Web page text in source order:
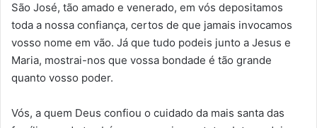
São José, tão amado e venerado, em vós depositamos
toda a nossa confiança, certos de que jamais invocamos
vosso nome em vão. Já que tudo podeis junto a Jesus e
Maria, mostrai-nos que vossa bondade é tão grande
quanto vosso poder.
Vós, a quem Deus confiou o cuidado da mais santa das